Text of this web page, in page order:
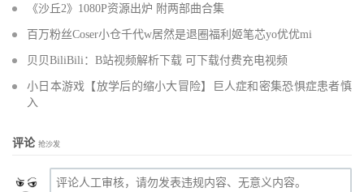
《沙丘2》1080P资源出炉 附两部曲合集
百万粉丝Coser小仓千代w居然是退圈福利姬笔芯yo优优mi
贝贝BiliBili：B站视频解析下载 可下载付费充电视频
小日本游戏【放学后的缩小大冒险】巨人症和密集恐惧症患者慎
入
评论 抢沙发